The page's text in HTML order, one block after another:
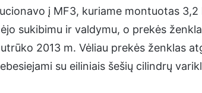
į MF3, kuriame montuotas
sukibimu ir valdymu, o prekės
2013 m. Vėliau prekės ženklas
su eiliniais šešių cilindrų